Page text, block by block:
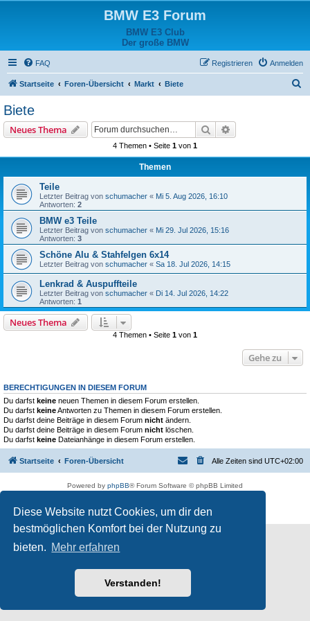
Diese Website nutzt Cookies, um dir den
bestmöglichen Komfort bei der Nutzung zu
bieten. Mehr erfahren
Verstanden!
BMW E3 Forum
BMW E3 Club
Der große BMW
FAQ Anmelden
Registrieren
Startseite Foren-Übersicht Markt Biete
Biete
Neues Thema Suche
4 Themen • Seite 1 von 1
Themen
Teile
Letzter Beitrag von schumacher « Mi 5. Aug 2026, 16:10
Antworten: 2
BMW e3 Teile
Letzter Beitrag von schumacher « Mi 29. Jul 2026, 15:16
Antworten: 3
Schöne Alu & Stahfelgen 6x14
Letzter Beitrag von schumacher « Sa 18. Jul 2026, 14:15
Lenkrad & Auspuffteile
Letzter Beitrag von schumacher « Di 14. Jul 2026, 14:22
Antworten: 1
Neues Thema
4 Themen • Seite 1 von 1
Gehe zu
BERECHTIGUNGEN IN DIESEM FORUM
Du darfst keine neuen Themen in diesem Forum erstellen.
Du darfst keineAntworten zu Themen in diesem Forum erstellen.
Du darfst deine Beiträge in diesem Forum nicht ändern.
Du darfst deine Beiträge in diesem Forum nicht löschen.
Du darfst keine Dateianhänge in diesem Forum erstellen.
Startseite Foren-Übersicht Alle Zeiten sind UTC+02:00
Powered by phpBB® Forum Software © phpBB Limited
Datenschutz |Nutzungsbedingungen